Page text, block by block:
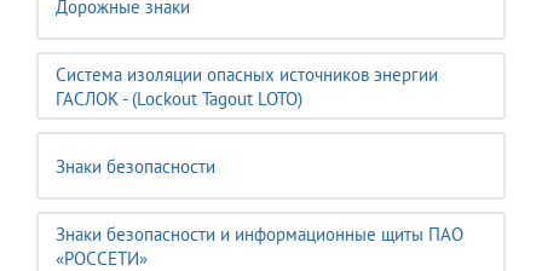
Дорожные знаки
Система изоляции опасных источников энергии
ГАСЛОК - (Lockout Tagout LOTO)
Знаки безопасности
Знаки безопасности и информационные щиты ПАО
«РОССЕТИ»